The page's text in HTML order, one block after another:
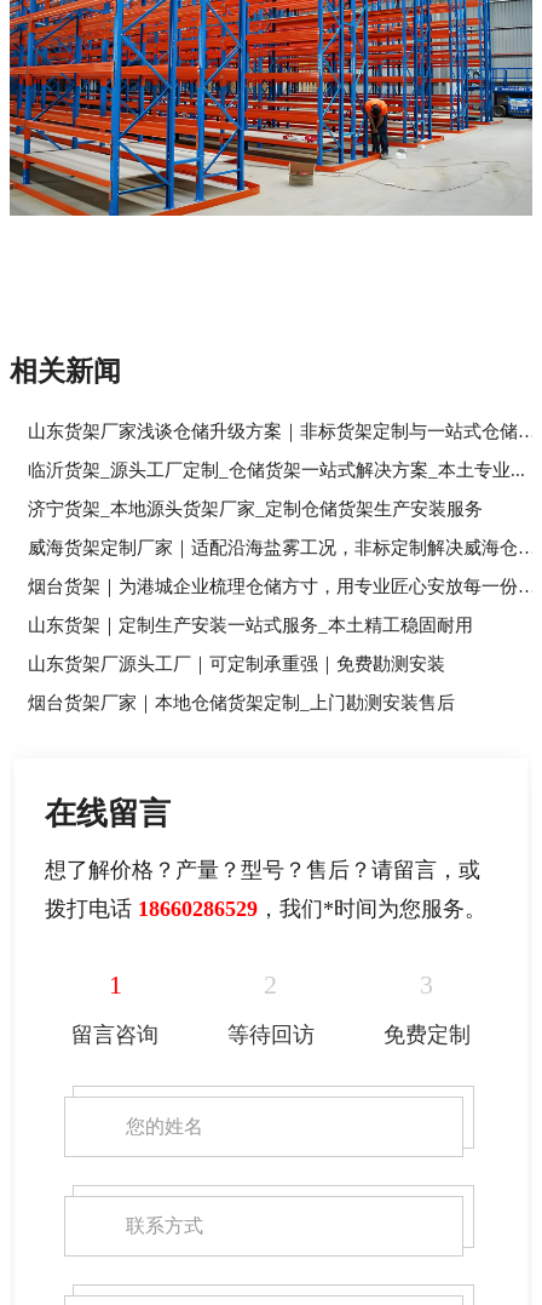
相关新闻
山东货架厂家浅谈仓储升级方案｜非标货架定制与一站式仓储落...
临沂货架_源头工厂定制_仓储货架一站式解决方案_本土专业...
济宁货架_本地源头货架厂家_定制仓储货架生产安装服务
威海货架定制厂家｜适配沿海盐雾工况，非标定制解决威海仓储...
烟台货架｜为港城企业梳理仓储方寸，用专业匠心安放每一份经...
山东货架｜定制生产安装一站式服务_本土精工稳固耐用
山东货架厂源头工厂｜可定制承重强｜免费勘测安装
烟台货架厂家｜本地仓储货架定制_上门勘测安装售后
在线留言
想了解价格？产量？型号？售后？请留言，或
拨打电话 18660286529 ，我们*时间为您服务。
1
留言咨询
2
等待回访
3
免费定制